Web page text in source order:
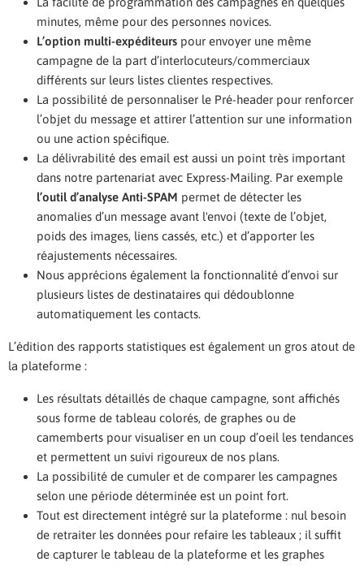
minutes, même pour des personnes novices.
L’option multi-expéditeurs pour envoyer une même
campagne de la part d’interlocuteurs/commerciaux
différents sur leurs listes clientes respectives.
La possibilité de personnaliser le Pré-header pour renforcer
l’objet du message et attirer l’attention sur une information
ou une action spécifique.
La délivrabilité des email est aussi un point très important
dans notre partenariat avec Express-Mailing. Par exemple
l’outil d’analyse Anti-SPAM permet de détecter les
anomalies d’un message avant l'envoi (texte de l’objet,
poids des images, liens cassés, etc.) et d’apporter les
réajustements nécessaires.
Nous apprécions également la fonctionnalité d’envoi sur
plusieurs listes de destinataires qui dédoublonne
automatiquement les contacts.
L’édition des rapports statistiques est également un gros atout de
la plateforme :
Les résultats détaillés de chaque campagne, sont affichés
sous forme de tableau colorés, de graphes ou de
camemberts pour visualiser en un coup d’oeil les tendances
et permettent un suivi rigoureux de nos plans.
La possibilité de cumuler et de comparer les campagnes
selon une période déterminée est un point fort.
Tout est directement intégré sur la plateforme : nul besoin
de retraiter les données pour refaire les tableaux ; il suffit
de capturer le tableau de la plateforme et les graphes